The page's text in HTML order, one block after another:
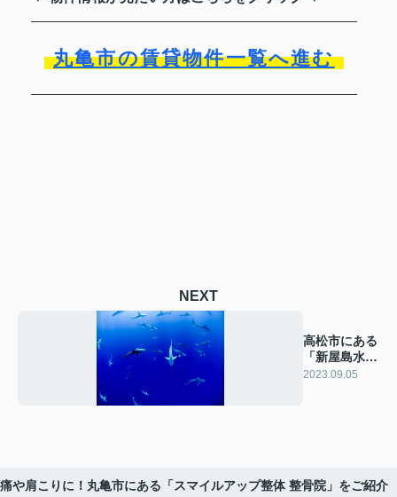
丸亀市の賃貸物件一覧へ進む
NEXT
高松市にある
「新屋島水族
館」をご紹
2023.09.05
や肩こりに！丸亀市にある「スマイルアップ整体 整骨院」をご紹介